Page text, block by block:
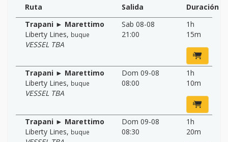
Ruta Salida
Duración
Trapani ► Marettimo
Liberty Lines, buque
VESSEL TBA
Sab 08-08
21:00
1h
15m
Trapani ► Marettimo
Liberty Lines, buque
VESSEL TBA
Dom 09-08
08:00
1h
10m
Trapani ► Marettimo
Liberty Lines, buque
Dom 09-08
08:30
1h
20m